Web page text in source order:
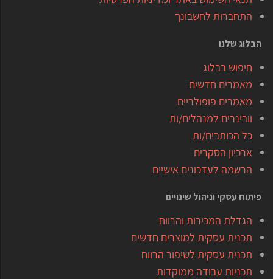
התחברות לחשבונך
הבלוג שלנו
חיפוש בבלוג
מאמרים חדשים
מאמרים פופולריים
וובינרים למנהלים/ות
כל הכותבים/ות
ארכיון הסקרים
הרשמה לעדכונים אישיים
פיתוח עסקי וניהול שינויים
הגדלת המכירות והרווח
תכנית עסקית למוצרים חדשים
תכנית עסקית לשיפור הרווח
תכניות עבודה ממוקדות